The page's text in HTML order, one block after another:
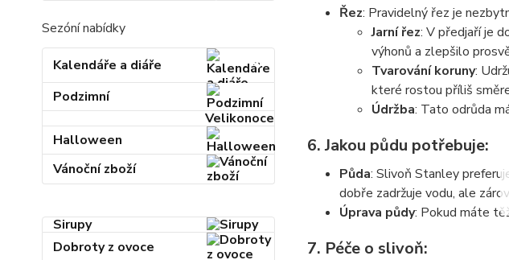
Sezóní nabídky
Kalendáře a diáře
Podzimní
Velikonoce
Halloween
Vánoční zboží
Sirupy
Dobroty z ovoce
Řez: Pravidelný řez je
Jarní řez: V předjaří je
výhonů a zlepšilo
Tvarování koruny:
které rostou příliš
Údržba: Tato odrůda
6.Jakou půdu potřebuje:
Půda: Slivoň Stanley
dobře zadržuje vodu, ale
Úprava půdy: Pokud máte
7. Péče o slivoň: